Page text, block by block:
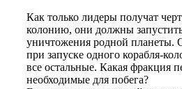
Как только лидеры получат
колонию, они должны
уничтожения родной планеты.
при запуске одного корабля-
все остальные. Какая фракция
необходимые для побега?